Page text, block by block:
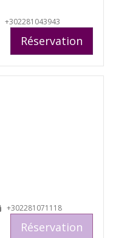
+302281043943
Réservation
+302281071118
Réservation